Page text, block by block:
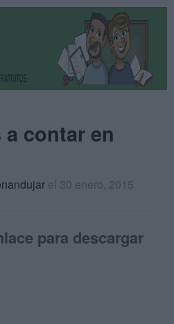
contar en
el 30 enero, 2015
para descargar